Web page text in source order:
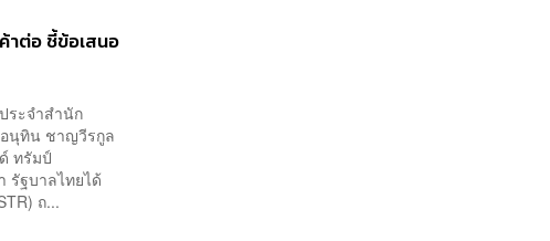
าต่อ ชี้ข้อเสนอ
ระจำสำนัก
อนุทิน ชาญวีรกูล
ทรัมป์
รัฐบาลไทยได้
ถ...